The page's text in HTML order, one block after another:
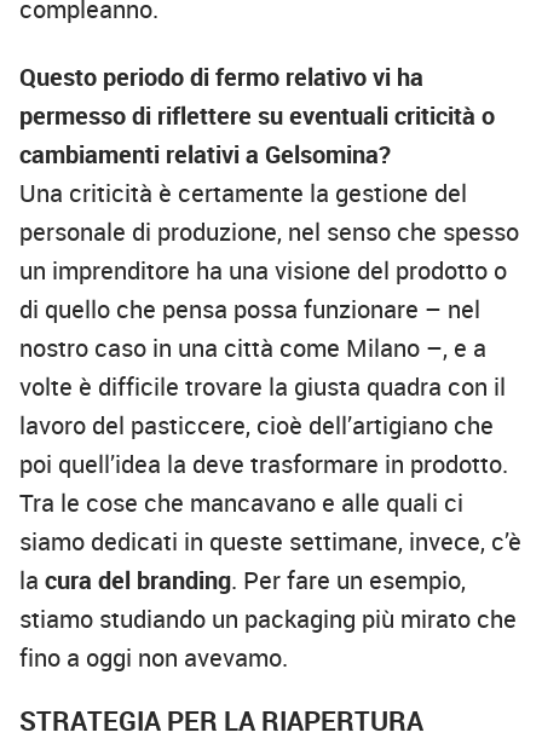
compleanno.
Questo periodo di fermo relativo vi ha
permesso di riflettere su eventuali criticità o
cambiamenti relativi a Gelsomina?
Una criticità è certamente la gestione del
personale di produzione, nel senso che spesso
un imprenditore ha una visione del prodotto o
di quello che pensa possa funzionare – nel
nostro caso in una città come Milano –, e a
volte è difficile trovare la giusta quadra con il
lavoro del pasticcere, cioè dell’artigiano che
poi quell’idea la deve trasformare in prodotto.
Tra le cose che mancavano e alle quali ci
siamo dedicati in queste settimane, invece, c’è
la cura del branding. Per fare un esempio,
stiamo studiando un packaging più mirato che
fino a oggi non avevamo.
STRATEGIA PER LA RIAPERTURA